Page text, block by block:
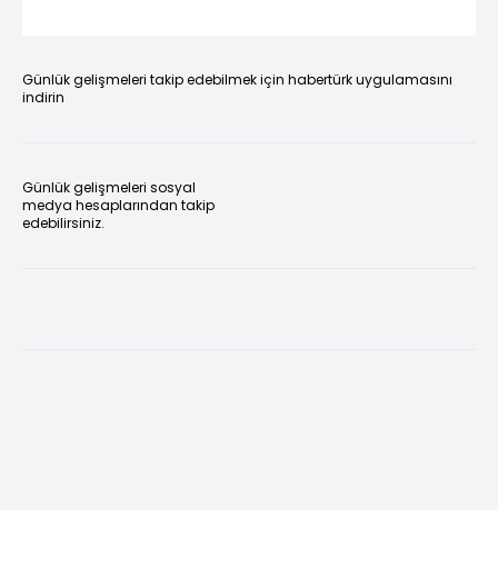
Günlük gelişmeleri takip edebilmek için habertürk uygulamasını
indirin
Günlük gelişmeleri sosyal
medya hesaplarından takip
edebilirsiniz.